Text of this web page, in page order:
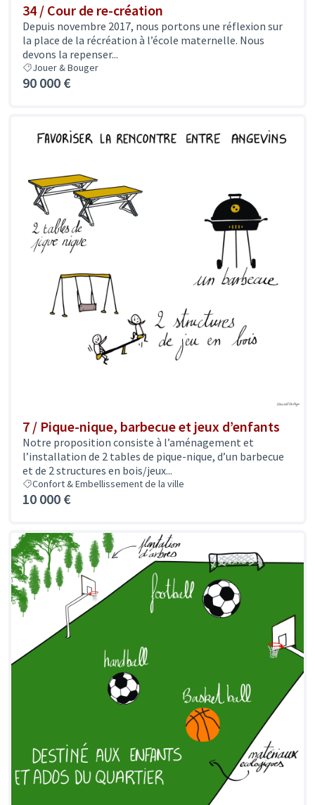
34 / Cour de re-création
Depuis novembre 2017, nous portons une réflexion sur
la place de la récréation à l’école maternelle. Nous
devons la repenser...
Jouer & Bouger
90 000 €
7 / Pique-nique, barbecue et jeux d’enfants
Notre proposition consiste à l’aménagement et
l’installation de 2 tables de pique-nique, d’un barbecue
et de 2 structures en bois/jeux...
Confort & Embellissement de la ville
10 000 €